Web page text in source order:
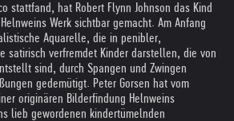
stattfand, hat Robert Flynn Johnson das Kind
Werk sichtbar gemacht. Am Anfang
Aquarelle, die in penibler,
satirisch verfremdet Kinder darstellen, die von
sind, durch Spangen und Zwingen
gedemütigt. Peter Gorsen hat vom
originären Bilderfindung Helnweins
lieb gewordenen kindertümelnden